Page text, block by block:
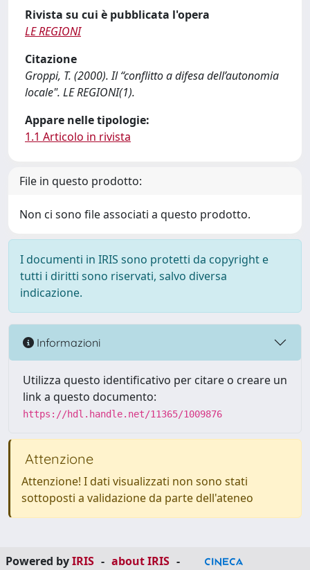
Rivista su cui è pubblicata l'opera
LE REGIONI
Citazione
Groppi, T. (2000). Il “conflitto a difesa dell’autonomia
locale". LE REGIONI(1).
Appare nelle tipologie:
1.1 Articolo in rivista
File in questo prodotto:
Non ci sono file associati a questo prodotto.
I documenti in IRIS sono protetti da copyright e
tutti i diritti sono riservati, salvo diversa
indicazione.
Informazioni
Utilizza questo identificativo per citare o creare un
link a questo documento:
https://hdl.handle.net/11365/1009876
Attenzione
Attenzione! I dati visualizzati non sono stati
sottoposti a validazione da parte dell'ateneo
Powered byIRIS - about IRIS -